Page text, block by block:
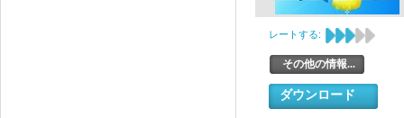
レートする:
その他の情報...
ダウンロード